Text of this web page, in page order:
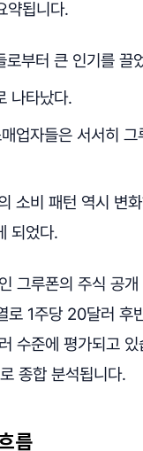
약됩니다.
로부터 큰 인기를 끌
나타났다.
업자들은 서서히
소비 패턴 역시 변
되었다.
그루폰의 주식 공
로 1주당 20달러 후
수준에 평가되고
종합 분석됩니다.